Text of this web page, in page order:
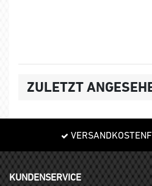
ZULETZT
KUNDENSERVICE